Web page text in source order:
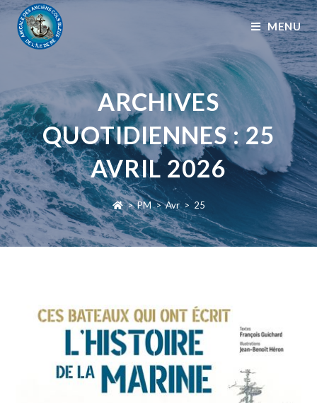
MENU
ARCHIVES
QUOTIDIENNES : 25
AVRIL 2026
> PM > Avr > 25